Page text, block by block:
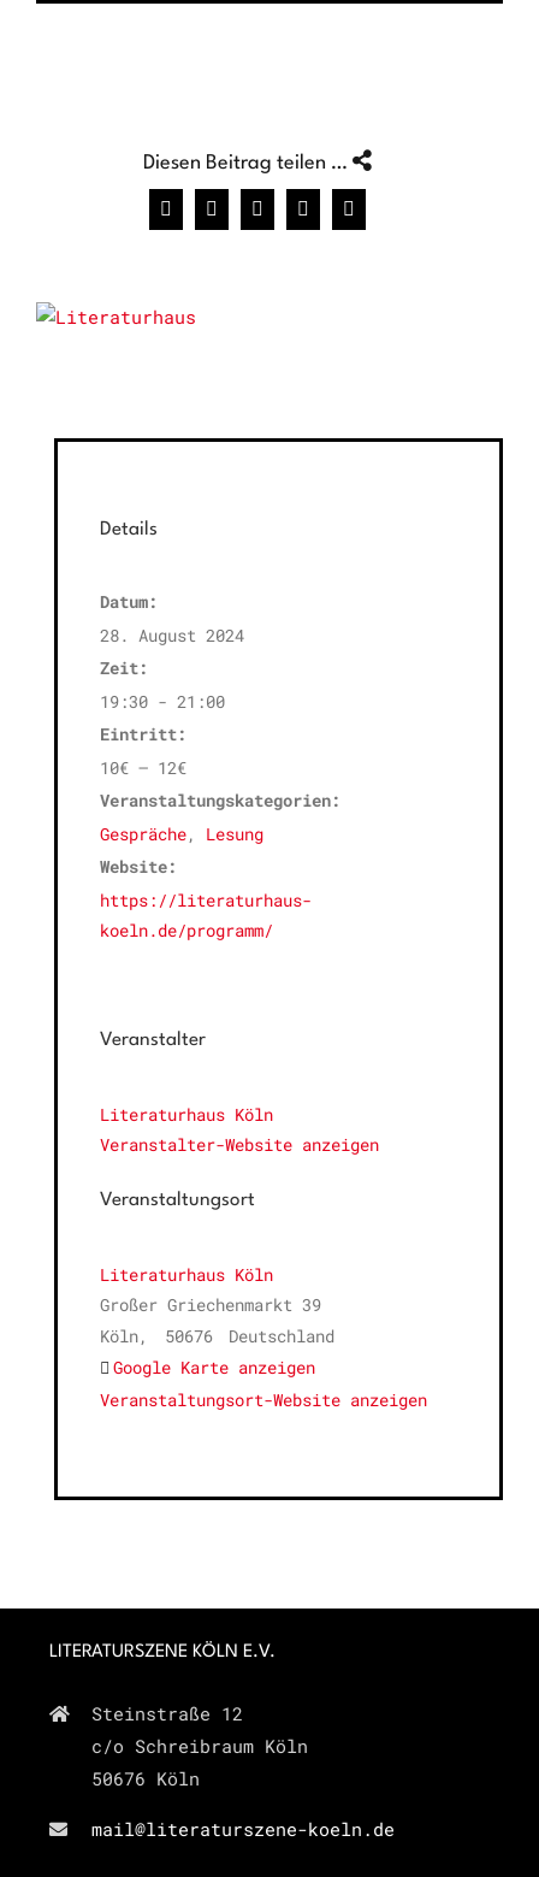
Diesen Beitrag teilen …
Facebook
X WhatsAppPinterest
E-
Mail
Details
Datum:
28. August 2024
Zeit:
19:30 - 21:00
Eintritt:
10€ – 12€
Veranstaltungskategorien:
Gespräche, Lesung
Website:
https://literaturhaus-
koeln.de/programm/
Veranstaltungsort
Literaturhaus Köln
Großer Griechenmarkt 39
Köln, 50676
Deutschland
Google Karte anzeigen
Veranstaltungsort-Website anzeigen
Veranstalter
Literaturhaus Köln
Veranstalter-Website anzeigen
LITERATURSZENE KÖLN E.V.
Steinstraße 12
c/o Schreibraum Köln
50676 Köln
mail@literaturszene-koeln.de